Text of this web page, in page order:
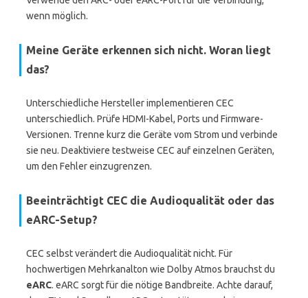
wenn möglich.
Meine Geräte erkennen sich nicht. Woran liegt
das?
Unterschiedliche Hersteller implementieren CEC
unterschiedlich. Prüfe HDMI-Kabel, Ports und Firmware-
Versionen. Trenne kurz die Geräte vom Strom und verbinde
sie neu. Deaktiviere testweise CEC auf einzelnen Geräten,
um den Fehler einzugrenzen.
Beeinträchtigt CEC die Audioqualität oder das
eARC-Setup?
CEC selbst verändert die Audioqualität nicht. Für
hochwertigen Mehrkanalton wie Dolby Atmos brauchst du
eARC. eARC sorgt für die nötige Bandbreite. Achte darauf,